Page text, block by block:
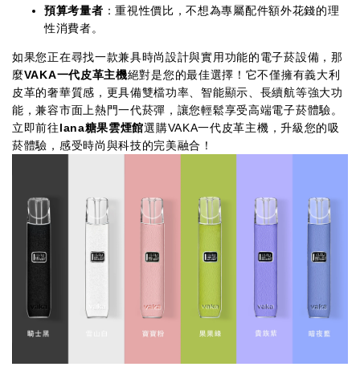
預算考量者 ：重視性價比，不想為專屬配件額外花錢的理
性消費者。
如果您正在尋找一款兼具時尚設計與實用功能的電子菸設備，那
麼VAKA一代皮革主機絕對是您的最佳選擇！它不僅擁有義大利
皮革的奢華質感，更具備雙檔功率、智能顯示、長續航等強大功
能，兼容市面上熱門一代菸彈，讓您輕鬆享受高端電子菸體驗。
立即前往lana糖果雲煙館選購VAKA一代皮革主機，升級您的吸
菸體驗，感受時尚與科技的完美融合！